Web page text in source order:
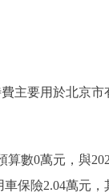
主要用於北京市
數0萬元，與
保險2.04萬元